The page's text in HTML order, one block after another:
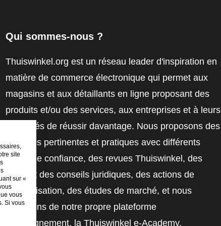
Qui sommes-nous ?
Thuiswinkel.org est un réseau leader d'inspiration en
matière de commerce électronique qui permet aux
magasins et aux détaillants en ligne proposant des
produits et/ou des services, aux entreprises et à leurs
employés de réussir davantage. Nous proposons des
solutions pertinentes et pratiques avec différents
labels de confiance, des revues Thuiswinkel, des
outils et des conseils juridiques, des actions de
sensibilisation, des études de marché, et nous
disposons de notre propre plateforme
d'enseignement, la Thuiswinkel e-Academy.
site
sur «
vous
Si vous